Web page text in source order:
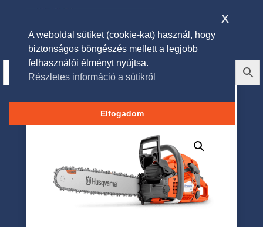
HUSQVARNA 565 benzines
láncfűrész
A weboldal sütiket (cookie-kat) használ, hogy
biztonságos böngészés mellett a legjobb
felhasználói élményt nyújtsa.
Részletes információ a sütikről
Elfogadom
x